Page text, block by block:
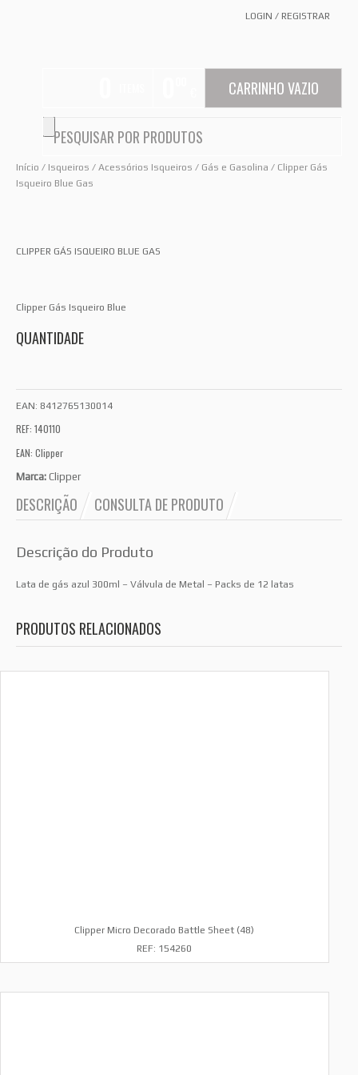
LOGIN / REGISTRAR
CARRINHO VAZIO
Início / Isqueiros / Acessórios Isqueiros / Gás e Gasolina / Clipper Gás
Isqueiro Blue Gas
CLIPPER GÁS ISQUEIRO BLUE GAS
Clipper Gás Isqueiro Blue
QUANTIDADE
EAN: 8412765130014
REF: 140110
EAN: Clipper
Marca: Clipper
DESCRIÇÃO CONSULTA DE PRODUTO
Descrição do Produto
Lata de gás azul 300ml – Válvula de Metal – Packs de 12 latas
PRODUTOS RELACIONADOS
Clipper Micro Decorado Battle Sheet (48)
REF: 154260